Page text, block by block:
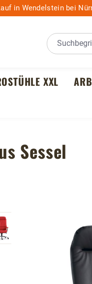
in Wendelstein bei
XXL
Sessel